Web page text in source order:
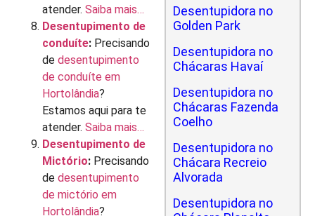
atender. Saiba mais…
Desentupimento de
conduíte: Precisando
de desentupimento
de conduíte em
Hortolândia?
Estamos aqui para te
atender. Saiba mais…
Desentupimento de
Mictório: Precisando
de desentupimento
de mictório em
Hortolândia?
Desentupidora no
Golden Park
Desentupidora no
Chácaras Havaí
Desentupidora no
Chácaras Fazenda
Coelho
Desentupidora no
Chácara Recreio
Alvorada
Desentupidora no